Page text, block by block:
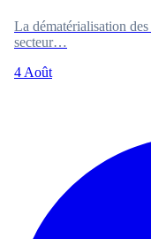
La dématérialisation
secteur…
4 Août